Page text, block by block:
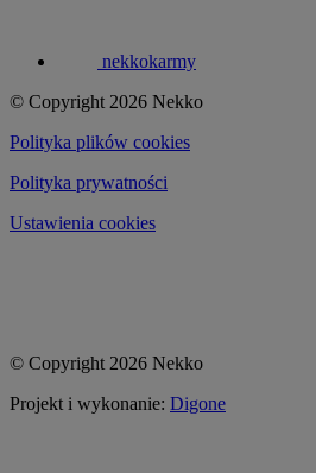
nekkokarmy
© Copyright 2026 Nekko
Polityka plików cookies
Polityka prywatności
Ustawienia cookies
© Copyright 2026 Nekko
Projekt i wykonanie: Digone